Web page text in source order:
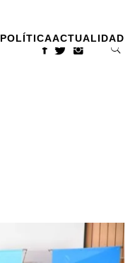
POLÍTICAACTUALIDAD